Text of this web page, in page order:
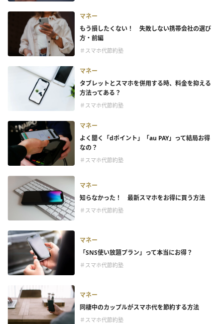
マネー
もう損したくない！ 失敗しない携帯会社の選び
方・前編
＃スマホ代節約塾
マネー
タブレットとスマホを併用する時、料金を抑える
方法ってある？
＃スマホ代節約塾
マネー
よく聞く「dポイント」「au PAY」って結局お得
なの？
＃スマホ代節約塾
マネー
知らなかった！ 最新スマホをお得に買う方法
＃スマホ代節約塾
マネー
「SNS使い放題プラン」って本当にお得？
＃スマホ代節約塾
マネー
同棲中のカップルがスマホ代を節約する方法
＃スマホ代節約塾